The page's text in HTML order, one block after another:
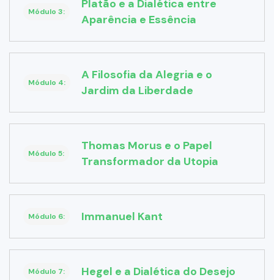
Módulo 3:
Platão e a Dialética entre
Aparência e Essência
Módulo 4:
A Filosofia da Alegria e o
Jardim da Liberdade
Módulo 5:
Thomas Morus e o Papel
Transformador da Utopia
Módulo 6: Immanuel Kant
Módulo 7: Hegel e a Dialética do Desejo